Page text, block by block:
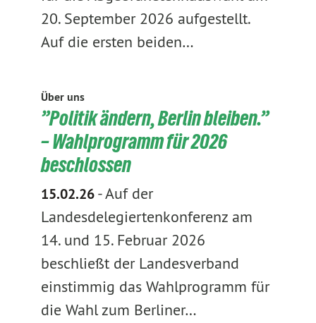
20. September 2026 aufgestellt.
Auf die ersten beiden…
Über uns
”Politik ändern, Berlin bleiben.”
– Wahlprogramm für 2026
beschlossen
15.02.26-Auf der
Landesdelegiertenkonferenz am
14. und 15. Februar 2026
beschließt der Landesverband
einstimmig das Wahlprogramm für
die Wahl zum Berliner…